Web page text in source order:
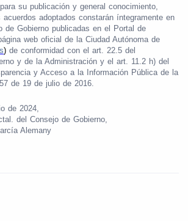
su publicación y general conocimiento,
acuerdos adoptados constarán íntegramente en
de Gobierno publicadas en el Portal de
web oficial de la Ciudad Autónoma de
) de conformidad con el art. 22.5 del
y de la Administración y el art. 11.2 h) del
y Acceso a la Información Pública de la
de 19 de julio de 2016.
de 2024,
del Consejo de Gobierno,
Alemany